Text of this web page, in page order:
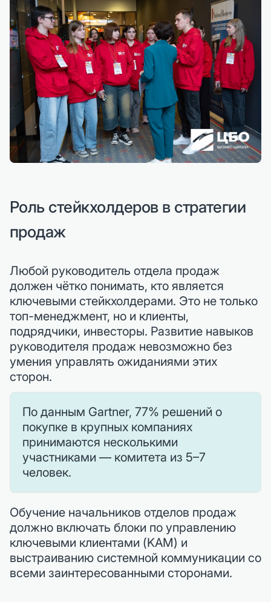
Роль стейкхолдеров в стратегии
продаж
Любой руководитель отдела продаж
должен чётко понимать, кто является
ключевыми стейкхолдерами. Это не только
топ-менеджмент, но и клиенты,
подрядчики, инвесторы. Развитие навыков
руководителя продаж невозможно без
умения управлять ожиданиями этих
сторон.
По данным Gartner, 77% решений о
покупке в крупных компаниях
принимаются несколькими
участниками — комитета из 5–7
человек.
Обучение начальников отделов продаж
должно включать блоки по управлению
ключевыми клиентами (KAM) и
выстраиванию системной коммуникации со
всеми заинтересованными сторонами.